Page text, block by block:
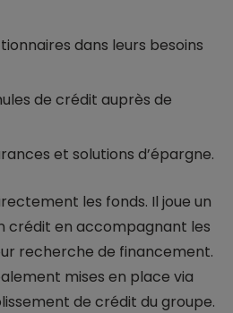
dans leurs besoins
de crédit auprès de
et solutions d’épargne.
les fonds. Il joue un
crédit en accompagnant les
recherche de financement.
mises en place via
de crédit du groupe.